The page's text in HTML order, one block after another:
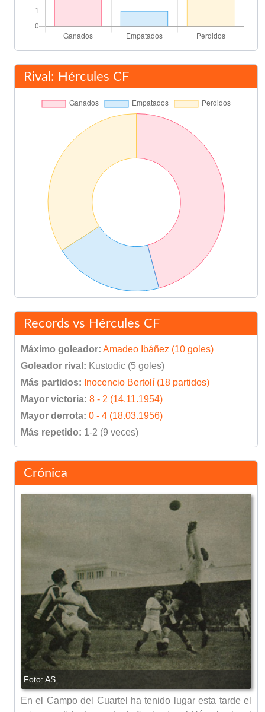
Rival: Hércules CF
Records vs Hércules CF
Máximo goleador: Amadeo Ibáñez (10 goles)
Goleador rival: Kustodic (5 goles)
Más partidos: Inocencio Bertolí (18 partidos)
Mayor victoria: 8 - 2 (14.11.1954)
Mayor derrota: 0 - 4 (18.03.1956)
Más repetido: 1-2 (9 veces)
Crónica
En el Campo del Cuartel ha tenido lugar esta tarde el